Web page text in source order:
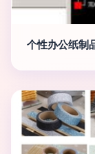
个性办公纸制